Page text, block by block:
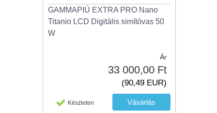
GAMMAPIÚ EXTRA PRO Nano
Titanio LCD Digitális simítóvas 50
W
Ár
33 000,00 Ft
(90,49 EUR)
Készleten